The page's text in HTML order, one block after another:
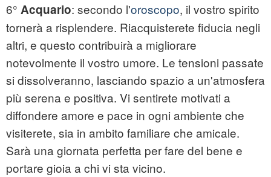
6° Acquario: secondo l'oroscopo, il vostro spirito
tornerà a risplendere. Riacquisterete fiducia negli
altri, e questo contribuirà a migliorare
notevolmente il vostro umore. Le tensioni passate
si dissolveranno, lasciando spazio a un'atmosfera
più serena e positiva. Vi sentirete motivati a
diffondere amore e pace in ogni ambiente che
visiterete, sia in ambito familiare che amicale.
Sarà una giornata perfetta per fare del bene e
portare gioia a chi vi sta vicino.